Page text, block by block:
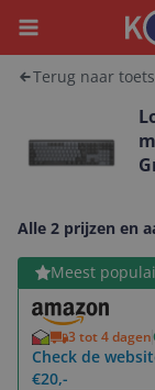
Menu
Terug naar
Alle 2 prijzen en
Meest
3 tot 4 dagen
Check de
€20,-
Bekijk product